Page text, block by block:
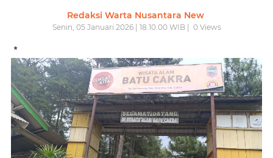
Redaksi Warta Nusantara New
Senin, 05 Januari 2026 | 18.10.00 WIB | 0Views
*